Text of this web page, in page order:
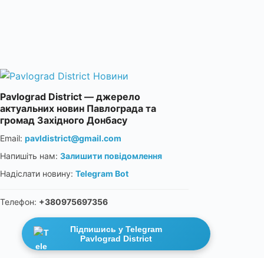
Pavlograd District — джерело
актуальних новин Павлограда та
громад Західного Донбасу
Email: pavldistrict@gmail.com
Напишіть нам: Залишити повідомлення
Надіслати новину: Telegram Bot
Телефон: +380975697356
Підпишись у Telegram
Pavlograd District